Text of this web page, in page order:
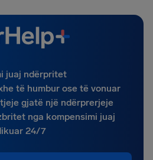
juaj ndërpritet
të humbur ose të vonuar
gjatë një ndërprerjeje
nga kompensimi juaj
24/7